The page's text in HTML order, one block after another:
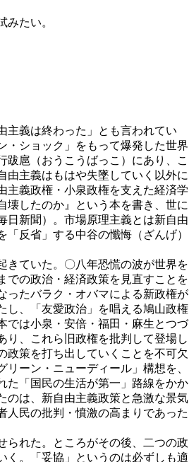
たい。
義は終わった」とも言われてい
・ショック」をもって爆発した世界
扈（おうこうばっこ）にあり、こ
由主義はもはや失墜していく以外に
主義政権・小泉政権を支えた経済学
壊したのか』という本を書き、世に
日新聞）。市場原理主義とは新自由
反省」する中谷の懺悔（ざんげ）
ていた。〇八年恐慌の波が世界を
での政治・経済政策を見直すことを
ったバラク・オバマによる新政権が
し、「友愛政治」を唱える鳩山政権
では小泉・安倍・福田・麻生とつづ
り、これら旧政権を批判して登場し
政策を打ち出していくことを不可欠
ーン・ニューディール」構想を、
た「国民の生活が第一」路線をかか
のは、新自由主義政策と急激な景気
人民の批判・憤激の高まりであった
れた。ところがその後、二つの政
く。「妥協」というのは必ずしも適